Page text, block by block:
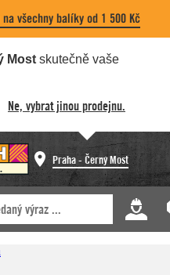
na všechny balíky od 1 500 Kč
Most skutečně vaše
Ne, vybrat jinou prodejnu.
Praha - Černý Most